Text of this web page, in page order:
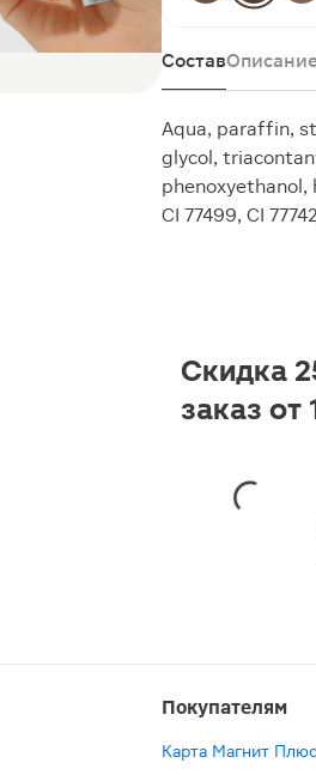
Состав
Aqua, paraffin,
glycol,
phenoxyethanol,
CI 77499, CI
Скидка
заказ от
Покупателям
Карта Магнит Плюс